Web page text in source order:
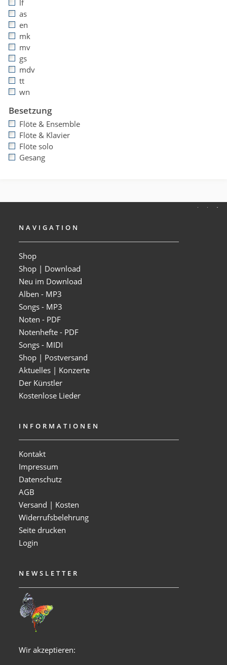
lf
as
en
mk
mv
gs
mdv
tt
wn
Besetzung
Flöte & Ensemble
Flöte & Klavier
Flöte solo
Gesang
NAVIGATION
Shop
Shop | Download
Neu im Download
Alben - MP3
Songs - MP3
Noten - PDF
Notenhefte - PDF
Songs - MIDI
Shop | Postversand
Aktuelles | Konzerte
Der Künstler
Kostenlose Lieder
INFORMATIONEN
Kontakt
Impressum
Datenschutz
AGB
Versand | Kosten
Widerrufsbelehrung
Seite drucken
Login
NEWSLETTER
Wir akzeptieren: